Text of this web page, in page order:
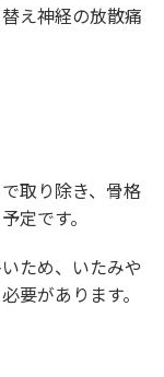
え神経の放散痛
取り除き、骨格
定です。
ため、いたみや
要があります。